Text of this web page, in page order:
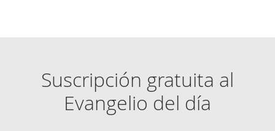
Suscripción gratuita al
Evangelio del día